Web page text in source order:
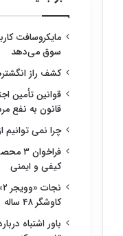
مایکروسافت
سوق می‌دهد
کشف راز
قوانین تأمین
قانون به نفع
چرا نمی
کیفی و ایمنی
کاوشگر ۴۸ ساله
باور اشتباه